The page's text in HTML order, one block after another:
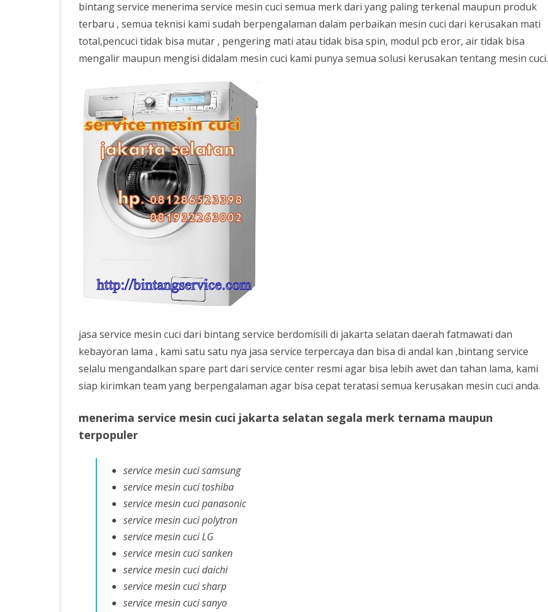
JAKARTA SELATAN
SERVICE AC KEBAYORAN BARU
SERVICE AC PONDOK PINANG
JASA CUCI AC PANGGILAN
JAKARTA SELATAN
SERVICE AC CILANDAK JAKARTA
SELATAN
SERVICE AC MAMPANG BUNCIT
JAKARTA SELATAN
SERVICE AC
SERVICE AC PASAR MINGGU
SERVICE KULKAS JAKARTA
SERVICE MESIN CUCI JAKARTA
SERVICE AC MURAH
HANYA KELUAR ANGIN
PENYEBAB KULKAS 2 PINTU
CARA FAKUM AC YANG BENAR
TAMPA MESIN FAKUM
CARA PENGISIAN FREON AC
jakarta
selatan
bintang service menerima service mesin cuci semua merk dari yang paling terkenal maupun produk
terbaru , semua teknisi kami sudah berpengalaman dalam perbaikan mesin cuci dari kerusakan mati
total,pencuci tidak bisa mutar , pengering mati atau tidak bisa spin, modul pcb eror, air tidak bisa
mengalir maupun mengisi didalam mesin cuci kami punya semua solusi kerusakan tentang mesin cuci.
jasa service mesin cuci dari bintang service berdomisili di jakarta selatan daerah fatmawati dan
kebayoran lama , kami satu satu nya jasa service terpercaya dan bisa di andal kan ,bintang service
selalu mengandalkan spare part dari service center resmi agar bisa lebih awet dan tahan lama, kami
siap kirimkan team yang berpengalaman agar bisa cepat teratasi semua kerusakan mesin cuci anda.
menerima service mesin cuci jakarta selatan segala merk ternama maupun
terpopuler
service mesin cuci samsung
service mesin cuci toshiba
service mesin cuci panasonic
service mesin cuci polytron
service mesin cuci LG
service mesin cuci sanken
service mesin cuci daichi
service mesin cuci sharp
service mesin cuci sanyo